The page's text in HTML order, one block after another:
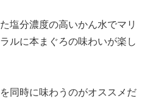
塩分濃度の高いかん水でマリ
ルに本まぐろの味わいが楽し
同時に味わうのがオススメだ